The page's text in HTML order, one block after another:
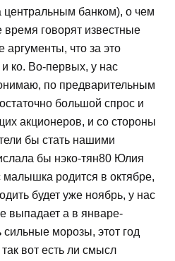
банком), о чем
время говорят известные
что за это
ко. Во-первых, у нас
по предварительным
большой спрос и
акционеров, и со стороны
бы стать нашими
бы нэко-тян80 Юлия
родится в октябре,
будет уже ноябрь, у нас
выпадает а в январе-
морозы, этот год
вот есть ли смысл